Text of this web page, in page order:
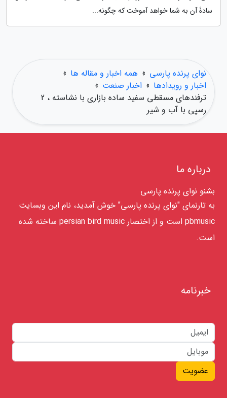
سادۀ آن به شما خواهد آموخت که چگونه...
نوای پرنده پارسی » همه اخبار و مقاله ها »
اخبار و رویدادها » اخبار صنعت »
ترفندهای مسقطی سفید ساده بازاری با نشاسته ، 2
رسپی با آب و شیر
درباره ما
بشنو نوای پرنده پارسی
به تارنمای "نوای پرنده پارسی" خوش آمدید، نام این وبسایت
pbmusic است و از اختصار persian bird music ساخته شده
است.
خبرنامه
عضویت